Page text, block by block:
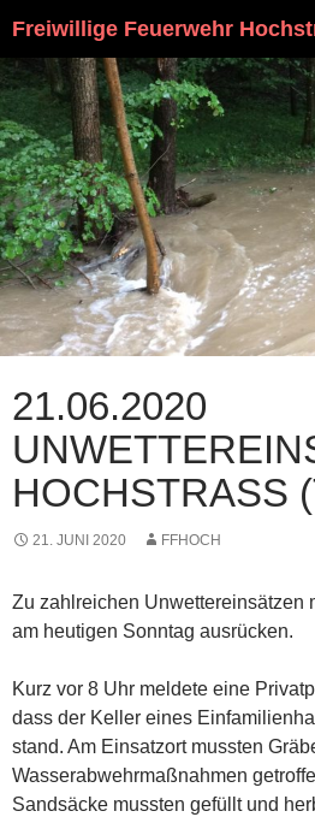
Freiwillige Feuerwehr
INHALT
SPRINGEN
21.06.2020
HOCHSTRASS
21. JUNI 2020 FFHOCH
Zu zahlreichen Unwettereinsätzen
am heutigen Sonntag ausrücken.
Kurz vor 8 Uhr meldete eine
dass der Keller eines
stand. Am Einsatzort mussten
Wasserabwehrmaßnahmen
Sandsäcke mussten gefüllt und